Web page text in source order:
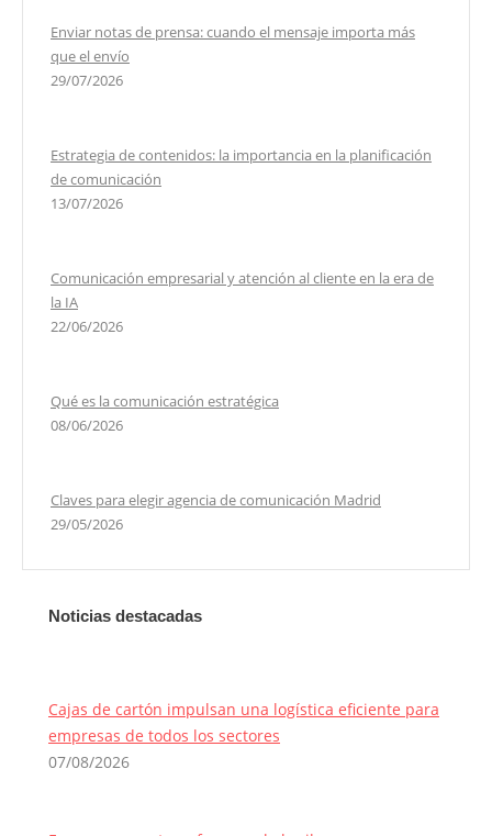
Enviar notas de prensa: cuando el mensaje importa más
que el envío
29/07/2026
Estrategia de contenidos: la importancia en la planificación
de comunicación
13/07/2026
Comunicación empresarial y atención al cliente en la era de
la IA
22/06/2026
Qué es la comunicación estratégica
08/06/2026
Claves para elegir agencia de comunicación Madrid
29/05/2026
Noticias destacadas
Cajas de cartón impulsan una logística eficiente para
empresas de todos los sectores
07/08/2026